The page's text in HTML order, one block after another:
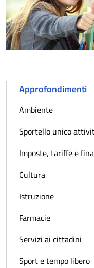
Approfondimenti
Ambiente
Sportello unico
Imposte, tariffe e
Cultura
Istruzione
Farmacie
Servizi ai cittadini
Sport e tempo libero